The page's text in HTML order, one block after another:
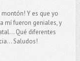
Y es que yo
mí fueron geniales, y
Qué diferentes
Saludos!